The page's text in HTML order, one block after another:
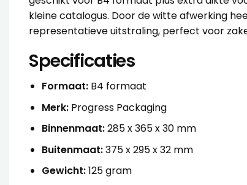
kleine catalogus. Door de witte afwerking
representatieve uitstraling, perfect voor
Specificaties
Formaat: B4 formaat
Merk:Progress Packaging
Binnenmaat:285 x 365 x 30 mm
Buitenmaat:375 x 295 x 32 mm
Gewicht:125 gram